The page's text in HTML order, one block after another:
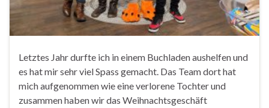
Letztes Jahr durfte ich in einem Buchladen aushelfen und
es hat mir sehr viel Spass gemacht. Das Team dort hat
mich aufgenommen wie eine verlorene Tochter und
zusammen haben wir das Weihnachtsgeschäft